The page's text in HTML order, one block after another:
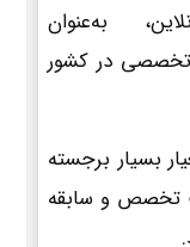
به‌عنوان
تخصصی در کشور
بسیار برجسته
تخصص و سابقه